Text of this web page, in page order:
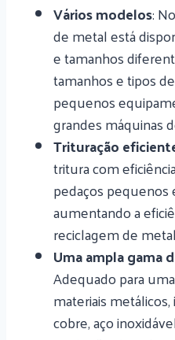
Vários modelos:
de metal está
e tamanhos
tamanhos e tipos
pequenos
grandes máquinas
Trituração
tritura com
pedaços
aumentando a
reciclagem de
Uma ampla gama
Adequado para
materiais
cobre, aço